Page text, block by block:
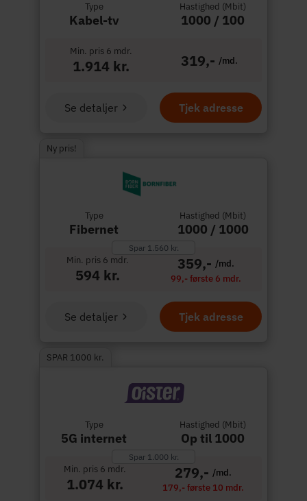
Type
Kabel-tv
Hastighed (Mbit)
1000 / 100
Min. pris 6 mdr.
1.914 kr. 319,- /md.
Tjek adresse
Se detaljer
Ny pris!
Type
Fibernet
Hastighed (Mbit)
1000 / 1000
Spar 1.560 kr.
Min. pris 6 mdr.
594 kr.
359,- /md.
99,- første 6 mdr.
Tjek adresse
Se detaljer
SPAR 1000 kr.
Type
5G internet
Hastighed (Mbit)
Op til 1000
Spar 1.000 kr.
Min. pris 6 mdr.
1.074 kr.
279,- /md.
179,- første 10 mdr.